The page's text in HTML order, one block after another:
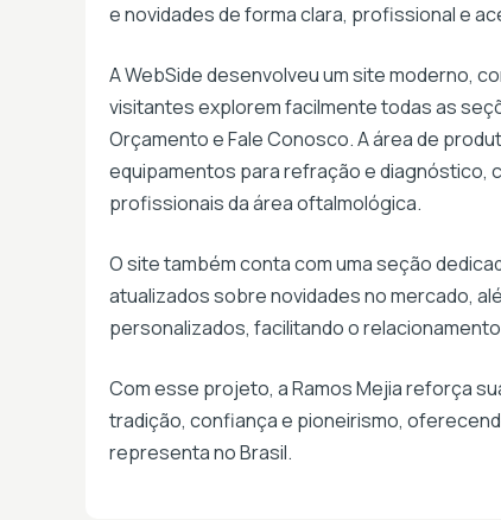
e novidades de forma clara, profissional e
A WebSide desenvolveu um site moderno,
visitantes explorem facilmente todas as
Orçamento e Fale Conosco. A área de
equipamentos para refração e diagnóstico,
profissionais da área oftalmológica.
O site também conta com uma seção
atualizados sobre novidades no mercado,
personalizados, facilitando o
Com esse projeto, a Ramos Mejia reforça
tradição, confiança e pioneirismo,
representa no Brasil.